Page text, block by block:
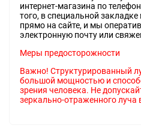
интернет-магазина по
того, в специальной
прямо на сайте, и мы
электронную почту или
Меры предосторожности
Важно! Структурированный
большой мощностью и
зрения человека. Не
зеркально-отраженного луча